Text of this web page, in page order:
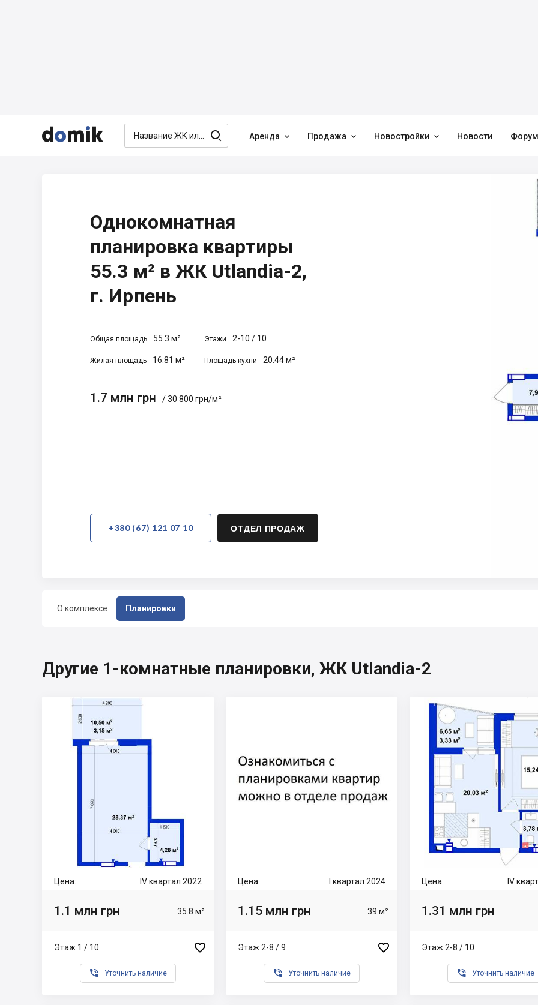


  Аренда  Продажа  Новостройки  Новости Форум
О комплексе Планировки
Однокомнатная
планировка квартиры
55.3 м² в ЖК Utlandia-2,
г. Ирпень
Общая площадь 55.3 м² Этажи 2-10 / 10
Жилая площадь 16.81 м² Площадь кухни 20.44 м²
1.7 млн грн / 30 800 грн/м²
+380 (67) 121 07 10 ОТДЕЛ ПРОДАЖ
Другие 1-комнатные планировки, ЖК Utlandia-2
Цена: IV квартал 2022
1.1 млн грн 35.8 м²
Этаж 1 / 10 
 Уточнить наличие
Цена: I квартал 2024
1.15 млн грн 39 м²
Этаж 2-8 / 9 
 Уточнить наличие
Цена: IV
1.31 млн грн
Этаж 2-8 / 10
 Уточнить наличие